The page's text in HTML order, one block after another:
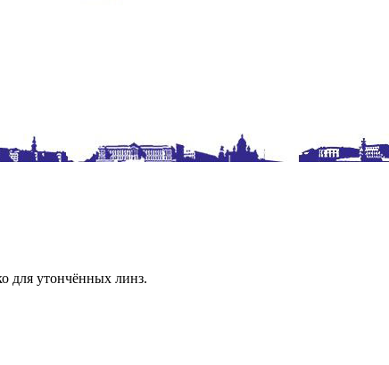
для утончённых линз.